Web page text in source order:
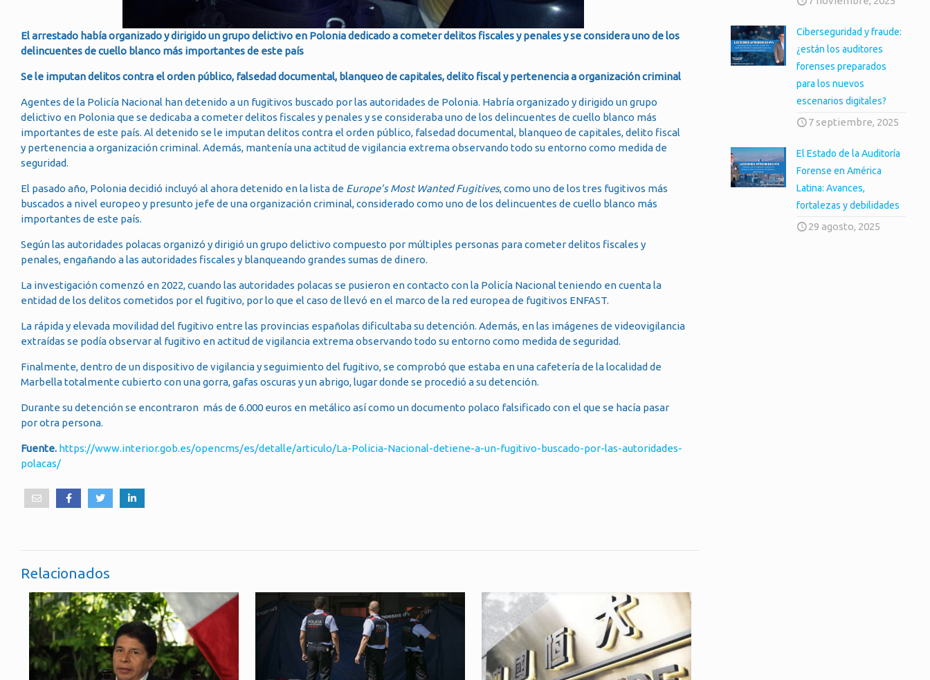
El arrestado había organizado y dirigido un grupo delictivo en Polonia dedicado a cometer delitos fiscales y penales y se considera uno de los
delincuentes de cuello blanco más importantes de este país
Se le imputan delitos contra el orden público, falsedad documental, blanqueo de capitales, delito fiscal y pertenencia a organización criminal
Agentes de la Policía Nacional han detenido a un fugitivos buscado por las autoridades de Polonia. Habría organizado y dirigido un grupo
delictivo en Polonia que se dedicaba a cometer delitos fiscales y penales y se consideraba uno de los delincuentes de cuello blanco más
importantes de este país. Al detenido se le imputan delitos contra el orden público, falsedad documental, blanqueo de capitales, delito fiscal
y pertenencia a organización criminal. Además, mantenía una actitud de vigilancia extrema observando todo su entorno como medida de
seguridad.
El pasado año, Polonia decidió incluyó al ahora detenido en la lista de Europe’s Most Wanted Fugitives, como uno de los tres fugitivos más
buscados a nivel europeo y presunto jefe de una organización criminal, considerado como uno de los delincuentes de cuello blanco más
importantes de este país.
Según las autoridades polacas organizó y dirigió un grupo delictivo compuesto por múltiples personas para cometer delitos fiscales y
penales, engañando a las autoridades fiscales y blanqueando grandes sumas de dinero.
La investigación comenzó en 2022, cuando las autoridades polacas se pusieron en contacto con la Policía Nacional teniendo en cuenta la
entidad de los delitos cometidos por el fugitivo, por lo que el caso de llevó en el marco de la red europea de fugitivos ENFAST.
La rápida y elevada movilidad del fugitivo entre las provincias españolas dificultaba su detención. Además, en las imágenes de videovigilancia
extraídas se podía observar al fugitivo en actitud de vigilancia extrema observando todo su entorno como medida de seguridad.
Finalmente, dentro de un dispositivo de vigilancia y seguimiento del fugitivo, se comprobó que estaba en una cafetería de la localidad de
Marbella totalmente cubierto con una gorra, gafas oscuras y un abrigo, lugar donde se procedió a su detención.
Durante su detención se encontraron más de 6.000 euros en metálico así como un documento polaco falsificado con el que se hacía pasar
por otra persona.
Fuente. https://www.interior.gob.es/opencms/es/detalle/articulo/La-Policia-Nacional-detiene-a-un-fugitivo-buscado-por-las-autoridades-
polacas/
Relacionados
Ciberseguridad y fraude:
¿están los auditores
forenses preparados
para los nuevos
escenarios digitales?
7 septiembre, 2025
El Estado de la Auditoría
Forense en América
Latina: Avances,
fortalezas y debilidades
29 agosto, 2025